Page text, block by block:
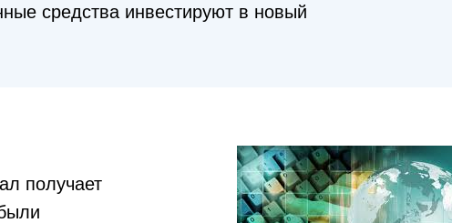
средства инвестируют в новый
получает